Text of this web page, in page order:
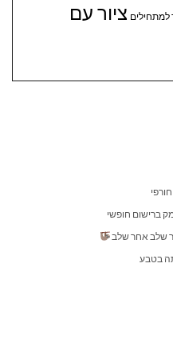
למתחילים ציור עם
ברישום חופשי
שלב אחר שלב
בטבע